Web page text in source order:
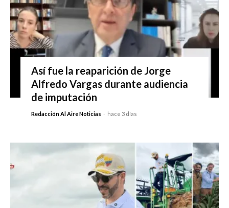
Así fue la reaparición de Jorge
Alfredo Vargas durante audiencia
de imputación
Redacción Al Aire Noticias - hace 3 días